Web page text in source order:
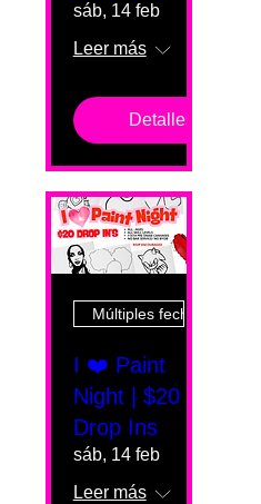
sáb, 14 feb
Leer más
Detalles
Múltiples fechas
I ❤️ Paint
Night | $20
Drop Ins
sáb, 14 feb
Leer más